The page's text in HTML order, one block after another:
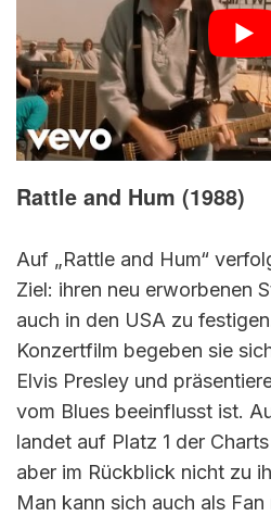
Rattle and Hum (1988)
Auf „Rattle and Hum“
Ziel: ihren neu erworbenen
auch in den USA zu
Konzertfilm begeben sie
Elvis Presley und
vom Blues beeinflusst ist.
landet auf Platz 1 der
aber im Rückblick nicht zu
Man kann sich auch als